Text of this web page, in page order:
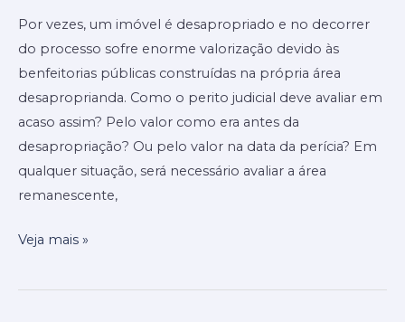
Por vezes, um imóvel é desapropriado e no decorrer
do processo sofre enorme valorização devido às
benfeitorias públicas construídas na própria área
desaproprianda. Como o perito judicial deve avaliar em
acaso assim? Pelo valor como era antes da
desapropriação? Ou pelo valor na data da perícia? Em
qualquer situação, será necessário avaliar a área
remanescente,
valorizou
no
período
do
processo?
Veja mais »